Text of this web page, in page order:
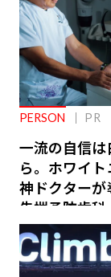
PERSON PR
一流の自信は
ら。ホワイト
神ドクターが
先端予防歯科
ジ会員特典あ